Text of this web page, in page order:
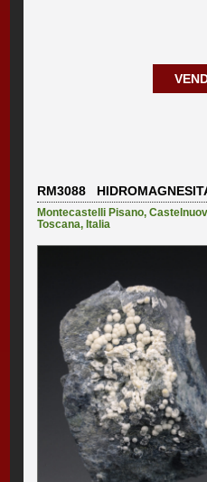
RM3088
Montecastelli Pisano,
Toscana, Italia